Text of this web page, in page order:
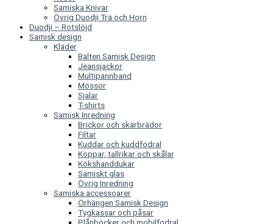
Samiska Knivar
Övrig Duodji Trä och Horn
Duodji – Rotslöjd
Samisk design
Kläder
Bälten Samisk Design
Jeansjackor
Multipannband
Mössor
Sjalar
T-shirts
Samisk Inredning
Brickor och skärbrädor
Filtar
Kuddar och kuddfodral
Koppar, tallrikar och skålar
Kökshanddukar
Samiskt glas
Övrig Inredning
Samiska accessoarer
Örhängen Samisk Design
Tygkassar och påsar